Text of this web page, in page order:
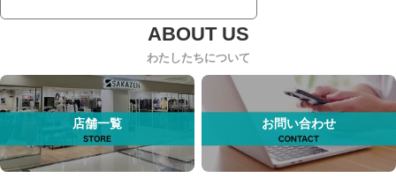
わたしたちについて
店舗一覧 お問い合わせ